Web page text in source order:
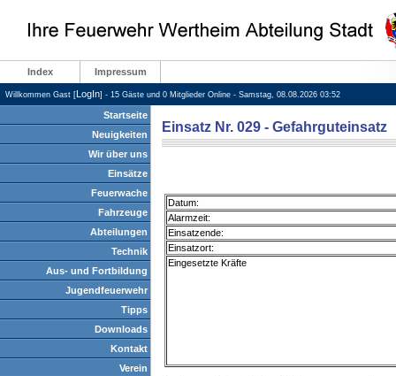
Index Impressum
Willkommen Gast [LogIn] - 15 Gäste und 0 Mitglieder Online - Samstag, 08.08.2026 03:52
Startseite
Neuigkeiten
Wir über uns
Einsätze
Feuerwache
Fahrzeuge
Abteilungen
Technik
Aus- und Fortbildung
Jugendfeuerwehr
Tipps
Downloads
Kontakt
Verein
Einsatz Nr. 029 - Gefahrguteinsatz
Datum:
Alarmzeit:
Einsatzende:
Einsatzort:
Eingesetzte Kräfte